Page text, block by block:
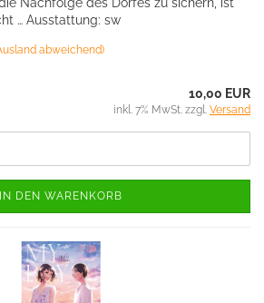
… Ausstattung: sw
abweichend)
10,00 EUR
inkl. 7% MwSt. zzgl. Versand
IN DEN WARENKORB